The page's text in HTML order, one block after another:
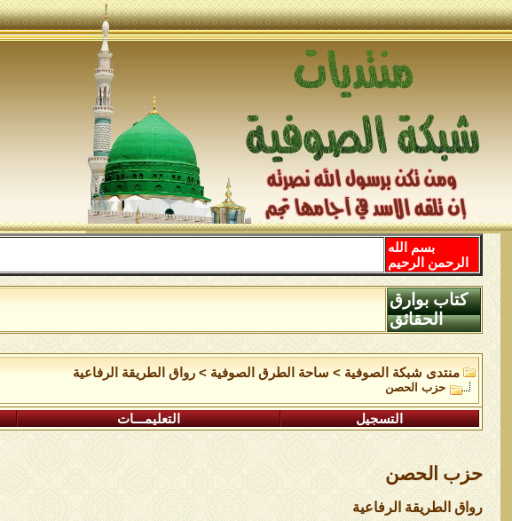
بسم الله
الرحمن الرحيم
كتاب بوارق
الحقائق
منتدى شبكة الصوفية > ساحة الطرق الصوفية >رواق الطريقة الرفاعية
حزب الحصن
التسجيل التعليمـــات
حزب الحصن
رواق الطريقة الرفاعية